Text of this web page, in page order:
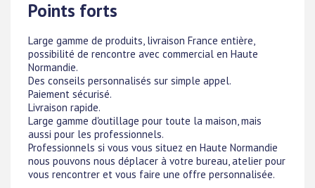
Points forts
Large gamme de produits, livraison France entière,
possibilité de rencontre avec commercial en Haute
Normandie.
Des conseils personnalisés sur simple appel.
Paiement sécurisé.
Livraison rapide.
Large gamme d'outillage pour toute la maison, mais
aussi pour les professionnels.
Professionnels si vous vous situez en Haute Normandie
nous pouvons nous déplacer à votre bureau, atelier pour
vous rencontrer et vous faire une offre personnalisée.